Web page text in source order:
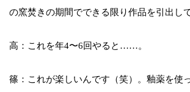
の窯焚きの期間でできる限り作品を引出し
高：これを年4〜6回やると……。
篠：これが楽しいんです（笑）。釉薬を使